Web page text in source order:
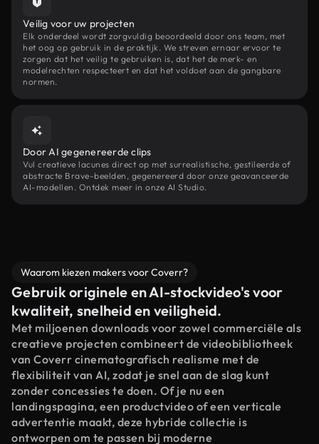
Veilig voor uw projecten
Elk onderdeel wordt zorgvuldig beoordeeld door ons team, met
het oog op gebruik in de praktijk. We streven ernaar ervoor te
zorgen dat het veilig te gebruiken is, dat het de merk- en
modelrechten respecteert en dat het voldoet aan de gangbare
normen.
Door AI gegenereerde clips
Vul creatieve lacunes direct op met surrealistische, gestileerde of
abstracte Brave-beelden, gegenereerd door onze geavanceerde
AI-modellen. Ontdek meer in onze AI Studio.
Waarom kiezen makers voor Coverr?
Gebruik originele en AI-stockvideo's voor
kwaliteit, snelheid en veiligheid.
Met miljoenen downloads voor zowel commerciële als
creatieve projecten combineert de videobibliotheek
van Coverr cinematografisch realisme met de
flexibiliteit van AI, zodat je snel aan de slag kunt
zonder concessies te doen. Of je nu een
landingspagina, een productvideo of een verticale
advertentie maakt, deze hybride collectie is
ontworpen om te passen bij moderne